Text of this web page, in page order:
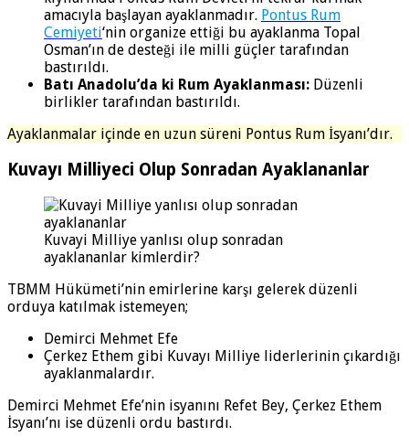
amacıyla başlayan ayaklanmadır. Pontus Rum
Cemiyeti‘nin organize ettiği bu ayaklanma Topal
Osman’ın de desteği ile milli güçler tarafından
bastırıldı.
Batı Anadolu’da ki Rum Ayaklanması: Düzenli
birlikler tarafından bastırıldı.
Ayaklanmalar içinde en uzun süreni Pontus Rum İsyanı’dır.
Kuvayı Milliyeci Olup Sonradan Ayaklananlar
Kuvayi Milliye yanlısı olup sonradan
ayaklananlar kimlerdir?
TBMM Hükümeti’nin emirlerine karşı gelerek düzenli
orduya katılmak istemeyen;
Demirci Mehmet Efe
Çerkez Ethem gibi Kuvayı Milliye liderlerinin çıkardığı
ayaklanmalardır.
Demirci Mehmet Efe’nin isyanını Refet Bey, Çerkez Ethem
İsyanı’nı ise düzenli ordu bastırdı.